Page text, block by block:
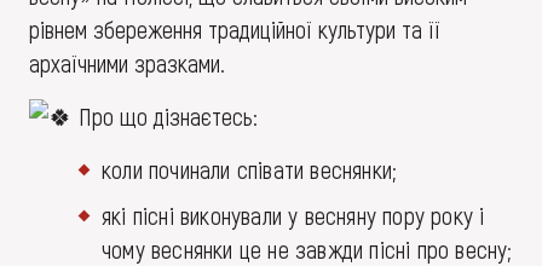
рівнем збереження традиційної культури та її
архаїчними зразками.
Про що дізнаєтесь:
коли починали співати веснянки;
які пісні виконували у весняну пору року і
чому веснянки це не завжди пісні про весну;